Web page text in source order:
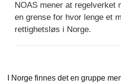
NOAS mener at regelverket
en grense for hvor lenge et
rettighetsløs i Norge.
I Norge finnes det en gruppe